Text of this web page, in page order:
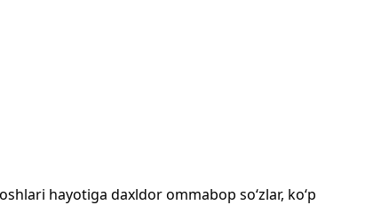
hayotiga daxldor ommabop so‘zlar, ko‘p